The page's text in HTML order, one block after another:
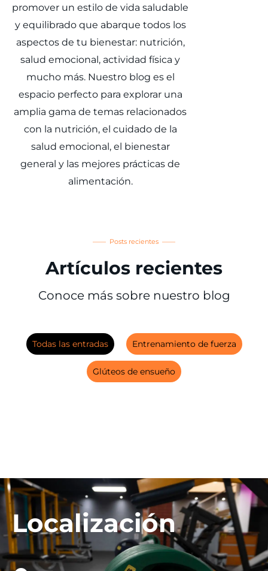
promover un estilo de vida saludable
y equilibrado que abarque todos los
aspectos de tu bienestar: nutrición,
salud emocional, actividad física y
mucho más. Nuestro blog es el
espacio perfecto para explorar una
amplia gama de temas relacionados
con la nutrición, el cuidado de la
salud emocional, el bienestar
general y las mejores prácticas de
alimentación.
—— Posts recientes ——
Artículos recientes
Conoce más sobre nuestro blog
Todas las entradas Entrenamiento de fuerza
Glúteos de ensueño
Localización